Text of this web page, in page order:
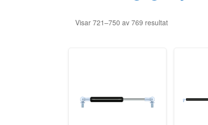
Visar 721–750 av 769 resultat